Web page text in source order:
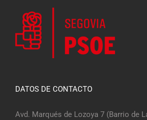
DATOS DE CONTACTO
Avd. Marqués de Lozoya 7 (Barrio de